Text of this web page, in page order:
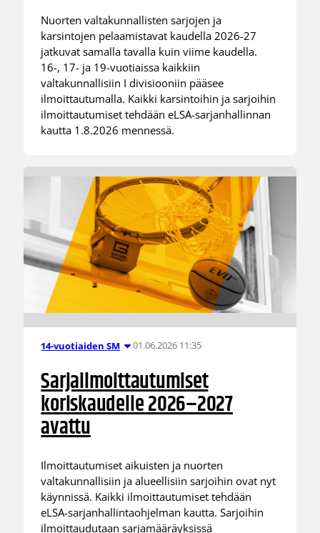
Nuorten valtakunnallisten sarjojen ja
karsintojen pelaamistavat kaudella 2026-27
jatkuvat samalla tavalla kuin viime kaudella.
16-, 17- ja 19-vuotiaissa kaikkiin
valtakunnallisiin I divisiooniin pääsee
ilmoittautumalla. Kaikki karsintoihin ja sarjoihin
ilmoittautumiset tehdään eLSA-sarjanhallinnan
kautta 1.8.2026 mennessä.
14-vuotiaiden SM 01.06.2026 11:35
Sarjailmoittautumiset
koriskaudelle 2026–2027
avattu
Ilmoittautumiset aikuisten ja nuorten
valtakunnallisiin ja alueellisiin sarjoihin ovat nyt
käynnissä. Kaikki ilmoittautumiset tehdään
eLSA-sarjanhallintaohjelman kautta. Sarjoihin
ilmoittaudutaan sarjamääräyksissä